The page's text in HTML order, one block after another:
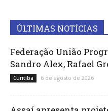
ÚLTIMAS NOTÍCIAS
Federação União
Sandro Alex, Rafael
Curitiba 6 de agosto de 2026